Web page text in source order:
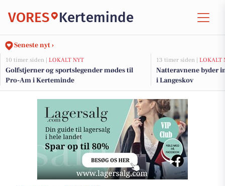
VORES Kerteminde
Seneste nyt ›
10 timer siden | LOKALT NYT
Golfstjerner og sportslegender mødes til
Pro-Am i Kerteminde
13 timer siden | LOKALT
Natteravnene byder
i Langeskov